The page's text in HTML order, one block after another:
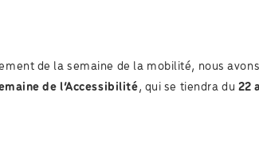
de la semaine de la mobilité, nous
de l’Accessibilité, qui se tiendra du 22